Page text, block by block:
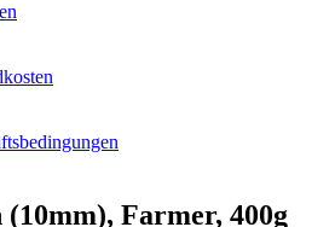
(10mm), Farmer, 400g